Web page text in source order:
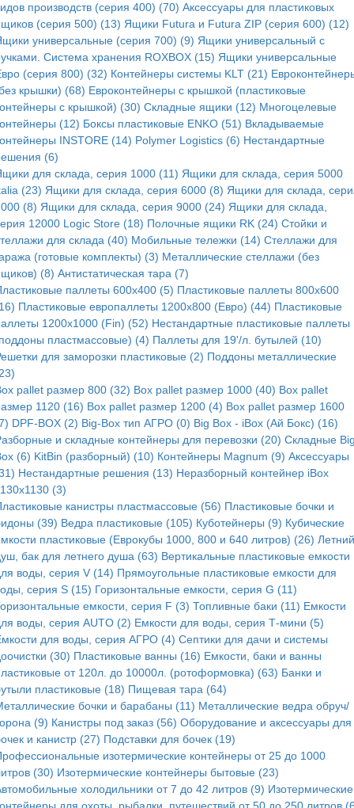
производств (серия 400) (70) Аксессуары для пластиковых
(серия 500) (13) Ящики Futura и Futura ZIP (серия 600) (12)
универсальные (серия 700) (9) Ящики универсальный с
Система хранения ROXBOX (15) Ящики универсальные
(серия 800) (32) Контейнеры системы KLT (21)
крышки) (68) Евроконтейнеры с крышкой (пластиковые
с крышкой) (30) Складные ящики (12) Многоцелевые
(12) Боксы пластиковые ENKO (51) Вкладываемые
INSTORE (14) Polymer Logistics (6) Нестандартные
(6)
для склада, серия 1000 (11) Ящики для склада, серия 5000
(23) Ящики для склада, серия 6000 (8) Ящики для склада,
(8) Ящики для склада, серия 9000 (24) Ящики для склада,
12000 Logic Store (18) Полочные ящики RK (24) Стойки и
для склада (40) Мобильные тележки (14) Стеллажи для
(готовые комплекты) (3) Металлические стеллажи (без
(8) Антистатическая тара (7)
паллеты 600x400 (5) Пластиковые паллеты 800x600
Пластиковые европаллеты 1200x800 (Евро) (44) Пластиковые
1200x1000 (Fin) (52) Нестандартные пластиковые паллеты
пластмассовые) (4) Паллеты для 19'/л. бутылей (10)
для заморозки пластиковые (2) Поддоны металлические
pallet размер 800 (32) Box pallet размер 1000 (40) Box pallet
1120 (16) Box pallet размер 1200 (4) Box pallet размер 1600
DPF-BOX (2) Big-Box тип АГРО (0) Big Box - iBox (Ай Бокс) (16)
и складные контейнеры для перевозки (20) Складные
(6) KitBin (разборный) (10) Контейнеры Magnum (9) Аксессуары
Нестандартные решения (13) Неразборный контейнер iBox
(3)
канистры пластмассовые (56) Пластиковые бочки и
(39) Ведра пластиковые (105) Куботейнеры (9) Кубические
пластиковые (Еврокубы 1000, 800 и 640 литров) (26) Летний
бак для летнего душа (63) Вертикальные пластиковые емкости
воды, серия V (14) Прямоугольные пластиковые емкости для
серия S (15) Горизонтальные емкости, серия G (11)
емкости, серия F (3) Топливные баки (11) Емкости
воды, серия AUTO (2) Емкости для воды, серия Т-мини (5)
для воды, серия АГРО (4) Септики для дачи и системы
(30) Пластиковые ванны (16) Емкости, баки и ванны
от 120л. до 10000л. (ротоформовка) (63) Банки и
пластиковые (18) Пищевая тара (64)
бочки и барабаны (11) Металлические ведра обруч/
(9) Канистры под заказ (56) Оборудование и аксессуары для
и канистр (27) Подставки для бочек (19)
изотермические контейнеры от 25 до 1000
(30) Изотермические контейнеры бытовые (23)
холодильники от 7 до 42 литров (9) Изотермические